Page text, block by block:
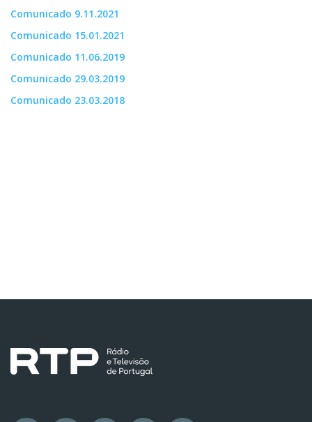
Comunicado 9.11.2021
Comunicado 15.01.2021
Comunicado 11.06.2019
Comunicado 29.03.2019
Comunicado 23.03.2018